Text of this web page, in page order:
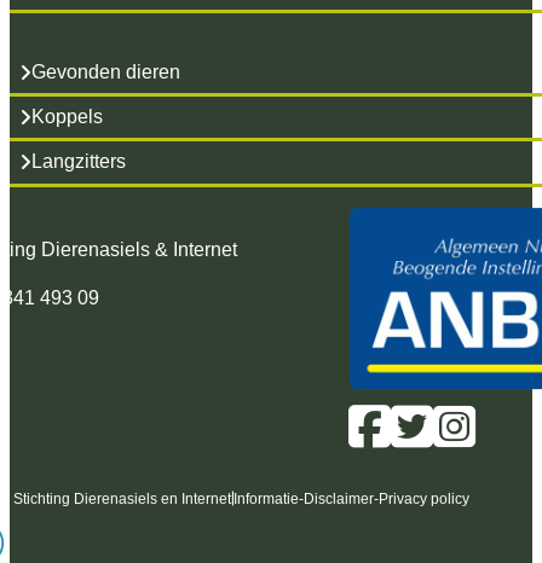
Gevonden dieren
Koppels
Langzitters
Dierenasiels & Internet
493 09
Stichting Dierenasiels en Internet Informatie-Disclaimer-Privacy policy